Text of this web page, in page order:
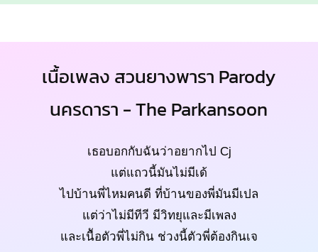
เนื้อเพลง สวนยางพารา Parody
นครดารา - The Parkansoon
เธอบอกกับฉันว่าอยากไป Cj
แต่แถวนี้มันไม่มีเด้
ไปบ้านพี่ไหมคนดี ที่บ้านของพี่มันมีเปล
แต่ว่าไม่มีทีวี มีวิทยุและมีเพลง
และเนืัอตัวพี่ไม่กิน ช่วงนี้ตัวพี่ต้องกินเจ